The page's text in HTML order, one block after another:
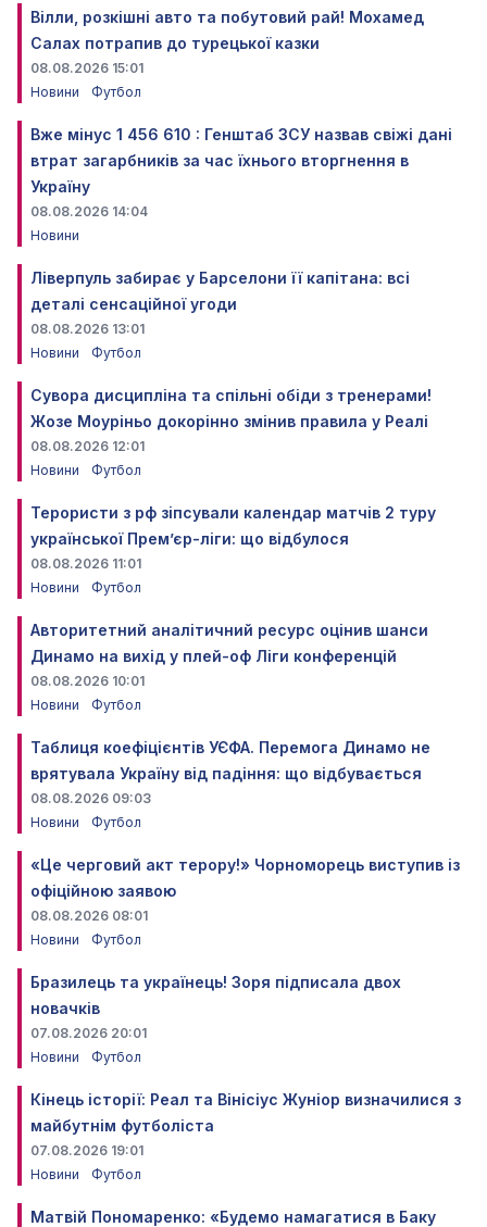
Вілли, розкішні авто та побутовий рай! Мохамед
Салах потрапив до турецької казки
08.08.2026 15:01
Новини
Футбол
Вже мінус 1 456 610 : Генштаб ЗСУ назвав свіжі дані
втрат загарбників за час їхнього вторгнення в
Україну
08.08.2026 14:04
Новини
Ліверпуль забирає у Барселони її капітана: всі
деталі сенсаційної угоди
08.08.2026 13:01
Новини
Футбол
Сувора дисципліна та спільні обіди з тренерами!
Жозе Моуріньо докорінно змінив правила у Реалі
08.08.2026 12:01
Новини
Футбол
Терористи з рф зіпсували календар матчів 2 туру
української Прем’єр-ліги: що відбулося
08.08.2026 11:01
Новини
Футбол
Авторитетний аналітичний ресурс оцінив шанси
Динамо на вихід у плей-оф Ліги конференцій
08.08.2026 10:01
Новини
Футбол
Таблиця коефіцієнтів УЄФА. Перемога Динамо не
врятувала Україну від падіння: що відбувається
08.08.2026 09:03
Новини
Футбол
«Це черговий акт терору!» Чорноморець виступив із
офіційною заявою
08.08.2026 08:01
Новини
Футбол
Бразилець та українець! Зоря підписала двох
новачків
07.08.2026 20:01
Новини
Футбол
Кінець історії: Реал та Вінісіус Жуніор визначилися з
майбутнім футболіста
07.08.2026 19:01
Новини
Футбол
Матвій Пономаренко: «Будемо намагатися в Баку